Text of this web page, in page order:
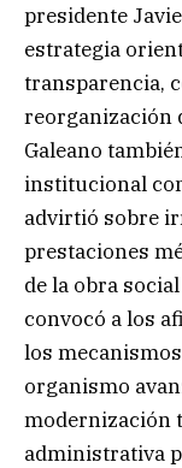
presidente
estrategia
transparencia,
reorganización
Galeano
institucional
advirtió sobre
prestaciones
de la obra
convocó a los
los
organismo
modernización
administrativa